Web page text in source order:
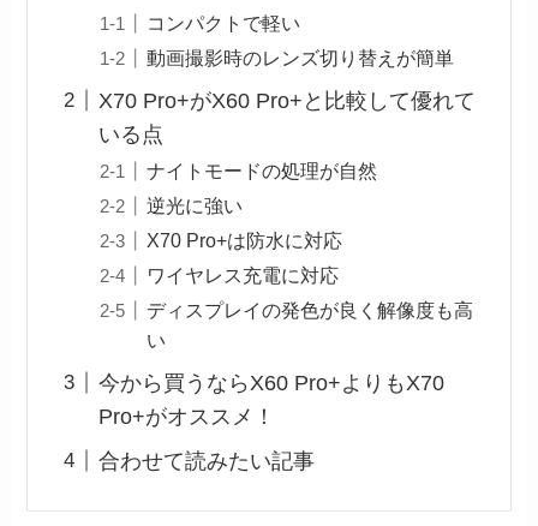
コンパクトで軽い
動画撮影時のレンズ切り替えが簡単
X70 Pro+がX60 Pro+と比較して優れて
いる点
ナイトモードの処理が自然
逆光に強い
X70 Pro+は防水に対応
ワイヤレス充電に対応
ディスプレイの発色が良く解像度も高
い
今から買うならX60 Pro+よりもX70
Pro+がオススメ！
合わせて読みたい記事